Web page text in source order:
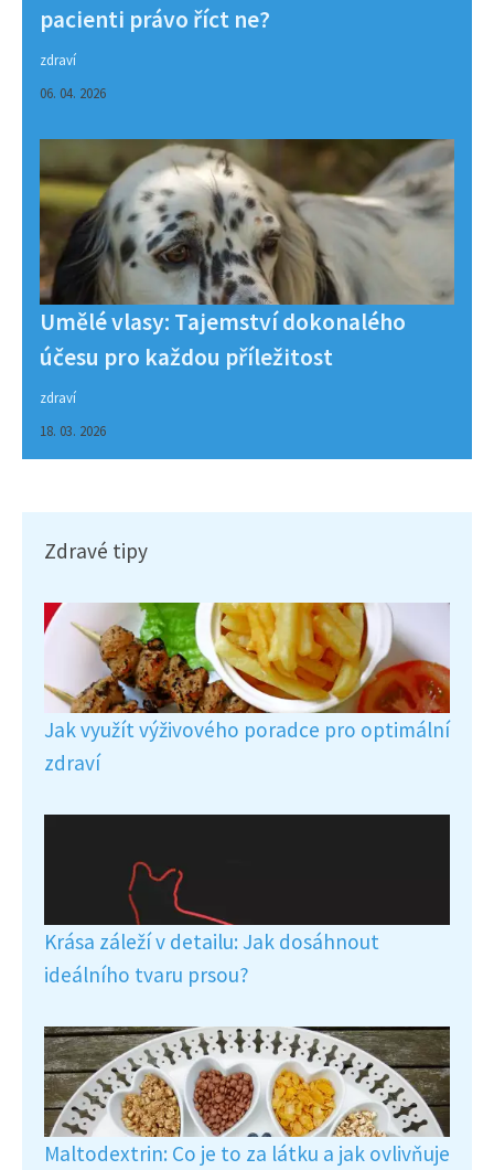
pacienti právo říct ne?
zdraví
06. 04. 2026
Umělé vlasy: Tajemství dokonalého
účesu pro každou příležitost
zdraví
18. 03. 2026
Zdravé tipy
Jak využít výživového poradce pro optimální
zdraví
Krása záleží v detailu: Jak dosáhnout
ideálního tvaru prsou?
Maltodextrin: Co je to za látku a jak ovlivňuje